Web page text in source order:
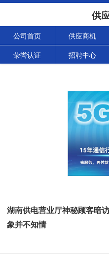
供
公司首页 供应商机
荣誉认证 招聘中心
湖南供电营业厅神秘顾客暗
象并不知情